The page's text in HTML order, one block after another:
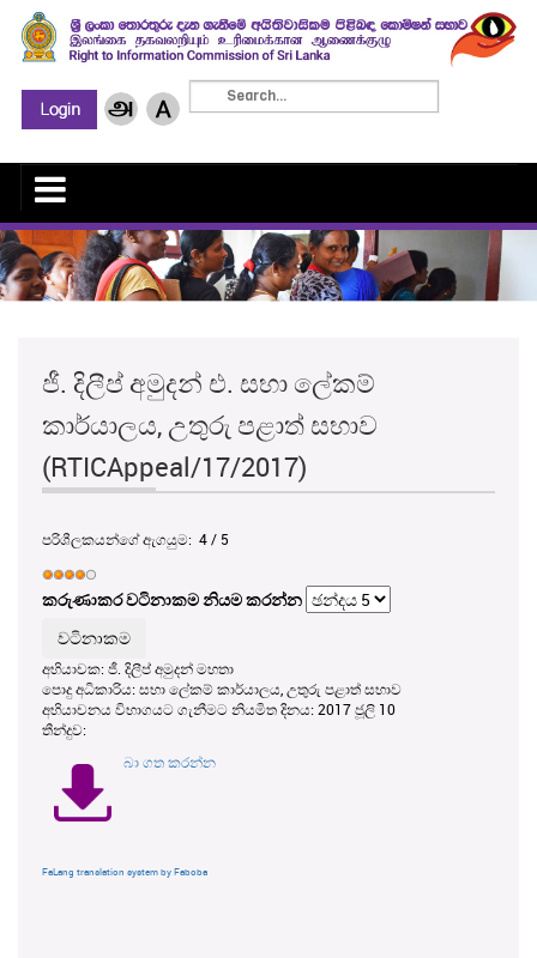
ජී. දිලීප් අමුදන් එ. සභා ලේකම්
කාර්යාලය, උතුරු පළාත් සභාව
(RTICAppeal/17/2017)
පරිශීලකයන්ගේ ඇගයුම: 4/ 5
කරුණාකර වටිනාකම නියම කරන්න
අභියාචක: ජී. දිලීප් අමුදන් මහතා
පොදු අධිකාරිය: සභා ලේකම් කාර්යාලය, උතුරු පළාත් සභාව
අභියාචනය විභාගයට ගැනීමට නියමිත දිනය: 2017 ජූලි 10
තීන්දුව:
බා ගත කරන්න
FaLang translation system by Faboba